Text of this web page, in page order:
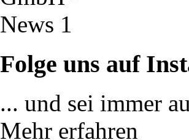
Folge uns auf
... und sei immer
Mehr erfahren